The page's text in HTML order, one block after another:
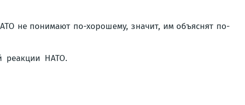
не понимают по-хорошему, значит, им объяснят по-